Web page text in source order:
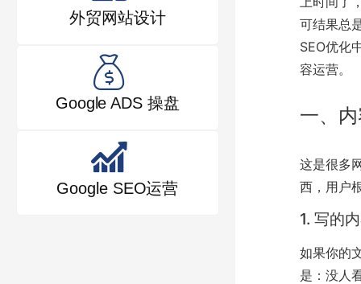
外贸网站设计
Google ADS 操盘
Google SEO运营
可结果总
SEO优化
容运营。
一、
这是很多
西，用户
1. 写的
如果你的
是：没人